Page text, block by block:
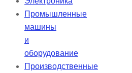
Промышленные
машины
и
оборудование
Производственные